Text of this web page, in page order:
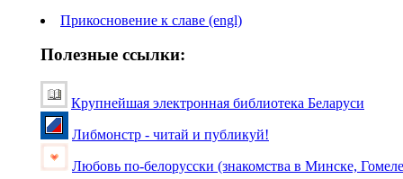
Прикосновение к славе (engl)
Полезные ссылки:
Крупнейшая электронная библиотека Беларуси
Либмонстр - читай и публикуй!
Любовь по-белорусски (знакомства в Минске,